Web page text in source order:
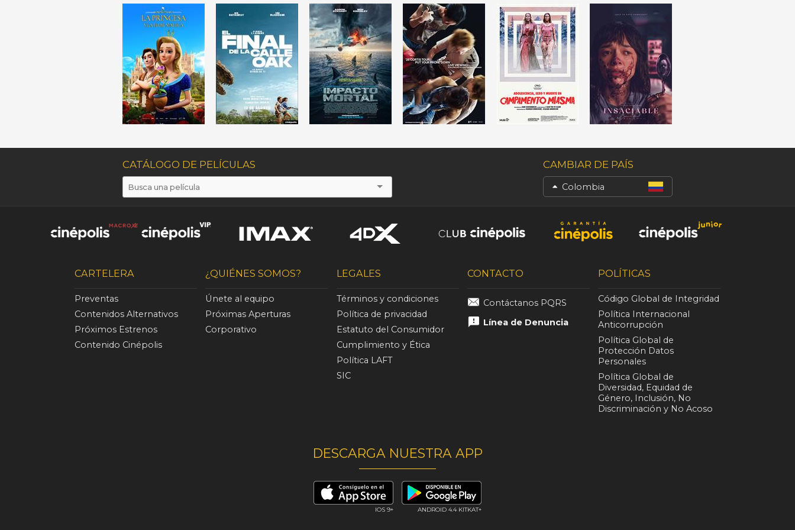
CATÁLOGO DE PELÍCULAS CAMBIAR DE PAÍS
Colombia
CARTELERA
Preventas
Contenidos Alternativos
Próximos Estrenos
Contenido Cinépolis
¿QUIÉNES SOMOS?
Únete al equipo
Próximas Aperturas
Corporativo
LEGALES
Términos y condiciones
Política de privacidad
Estatuto del Consumidor
Cumplimiento y Ética
Política LAFT
SIC
CONTACTO
Contáctanos PQRS
Línea de Denuncia
POLÍTICAS
Código Global de Integridad
Política Internacional
Anticorrupción
Política Global de
Protección Datos
Personales
Política Global de
Diversidad, Equidad de
Género, Inclusión, No
Discriminación y No Acoso
DESCARGA NUESTRA APP